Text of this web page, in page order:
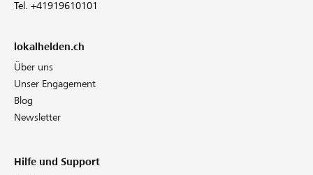
Tel. +41919610101
lokalhelden.ch
Über uns
Unser Engagement
Blog
Newsletter
Hilfe und Support